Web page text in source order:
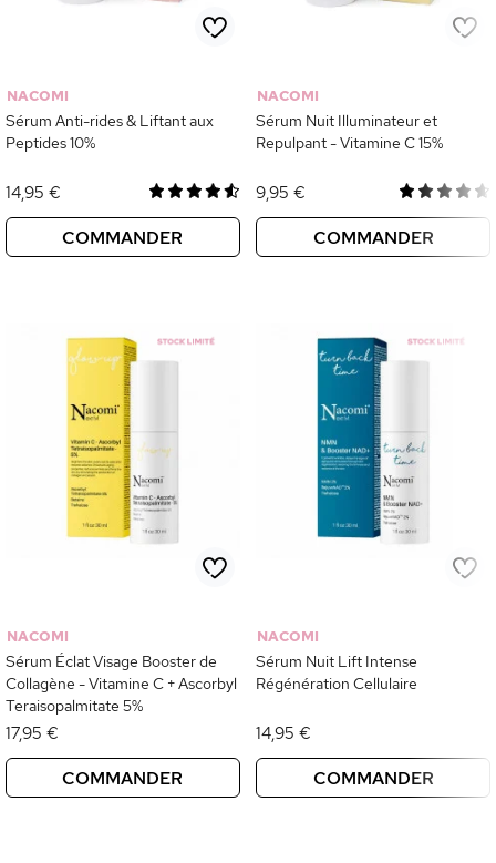
NACOMI
Sérum Anti-rides & Liftant aux
Peptides 10%
14,95 €
COMMANDER
NACOMI
Sérum Nuit Illuminateur et
Repulpant - Vitamine C 15%
9,95 €
COMMANDER
NACOMI
Sérum Éclat Visage Booster de
Collagène - Vitamine C + Ascorbyl
Teraisopalmitate 5%
17,95 €
COMMANDER
NACOMI
Sérum Nuit Lift Intense
Régénération Cellulaire
14,95 €
COMMANDER